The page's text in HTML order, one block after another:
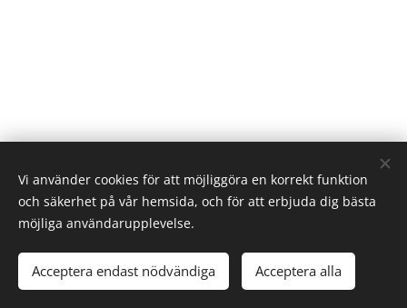
charlotte@charlotteekbom.com
Alla rättigheter reserverade 2026
Cookies
Vi använder cookies för att möjliggöra en korrekt funktion
och säkerhet på vår hemsida, och för att erbjuda dig bästa
möjliga användarupplevelse.
Acceptera endast nödvändiga Acceptera alla